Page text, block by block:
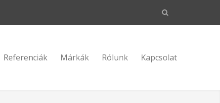
Referenciák Márkák Rólunk Kapcsolat